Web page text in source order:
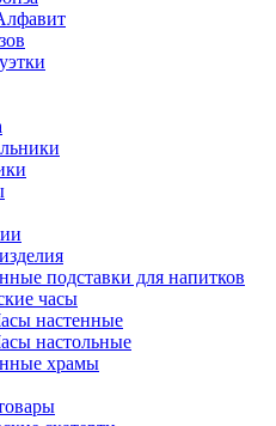
подставки для напитков
часы
настенные
настольные
храмы